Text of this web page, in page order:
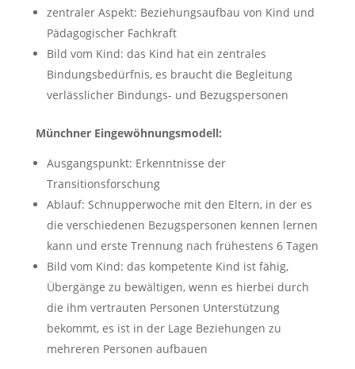
zentraler Aspekt: Beziehungsaufbau von Kind und
Pädagogischer Fachkraft
Bild vom Kind: das Kind hat ein zentrales
Bindungsbedürfnis, es braucht die Begleitung
verlässlicher Bindungs- und Bezugspersonen
Münchner Eingewöhnungsmodell:
Ausgangspunkt: Erkenntnisse der
Transitionsforschung
Ablauf: Schnupperwoche mit den Eltern, in der es
die verschiedenen Bezugspersonen kennen lernen
kann und erste Trennung nach frühestens 6 Tagen
Bild vom Kind: das kompetente Kind ist fähig,
Übergänge zu bewältigen, wenn es hierbei durch
die ihm vertrauten Personen Unterstützung
bekommt, es ist in der Lage Beziehungen zu
mehreren Personen aufbauen